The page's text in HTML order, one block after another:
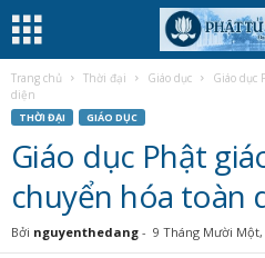
Trang chủ Thời đại Giáo dục
Giáo dục
diện
THỜI ĐẠI GIÁO DỤC
Giáo dục Phật
chuyển hóa toàn
Bởi nguyenthedang - 9 Tháng Mười Một,